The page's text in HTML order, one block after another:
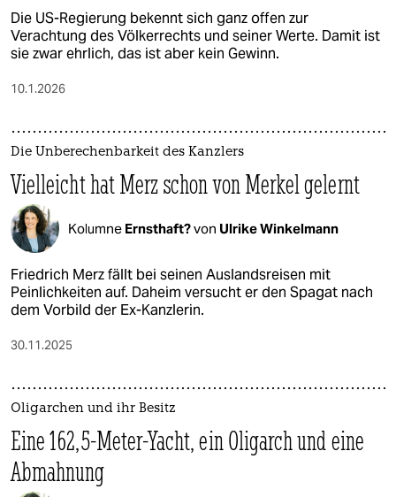
Die US-Regierung bekennt sich ganz offen zur
Verachtung des Völkerrechts und seiner Werte. Damit ist
sie zwar ehrlich, das ist aber kein Gewinn.
10.1.2026
Die Unberechenbarkeit des Kanzlers
Vielleicht hat Merz schon von Merkel gelernt
Kolumne Ernsthaft?von Ulrike Winkelmann
Friedrich Merz fällt bei seinen Auslandsreisen mit
Peinlichkeiten auf. Daheim versucht er den Spagat nach
dem Vorbild der Ex-Kanzlerin.
30.11.2025
Oligarchen und ihr Besitz
Eine 162,5-Meter-Yacht, ein Oligarch und eine
Abmahnung